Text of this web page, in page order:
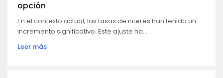
opción
En el contexto actual, las tasas de interés han tenido un
incremento significativo. Este ajuste ha...
Leer más